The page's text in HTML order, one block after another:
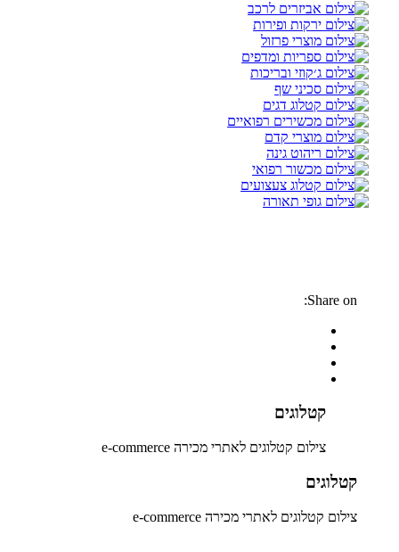
Share on:
קטלוגים
צילום קטלוגים לאתרי מכירה e-commerce
קטלוגים
צילום קטלוגים לאתרי מכירה e-commerce